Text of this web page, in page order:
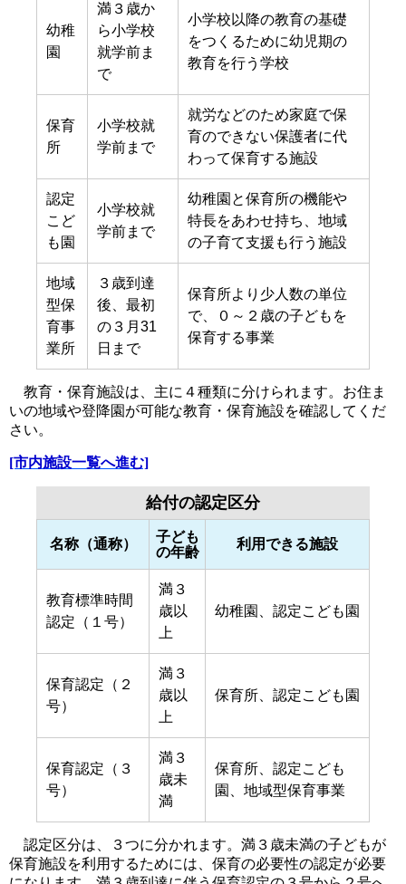
幼稚
園
満３歳か
ら小学校
就学前ま
で
小学校以降の教育の基礎
をつくるために幼児期の
教育を行う学校
保育
所
小学校就
学前まで
就労などのため家庭で保
育のできない保護者に代
わって保育する施設
認定
こど
も園
小学校就
学前まで
幼稚園と保育所の機能や
特長をあわせ持ち、地域
の子育て支援も行う施設
地域
型保
育事
業所
３歳到達
後、最初
の３月31
日まで
保育所より少人数の単位
で、０～２歳の子どもを
保育する事業
教育・保育施設は、主に４種類に分けられます。お住ま
いの地域や登降園が可能な教育・保育施設を確認してくだ
さい。
[市内施設一覧へ進む]
給付の認定区分
名称（通称）
子ども
の年齢
利用できる施設
教育標準時間
認定（１号）
満３
歳以
上
幼稚園、認定こども園
保育認定（２
号）
満３
歳以
上
保育所、認定こども園
保育認定（３
号）
満３
歳未
満
保育所、認定こども
園、地域型保育事業
認定区分は、３つに分かれます。満３歳未満の子どもが
保育施設を利用するためには、保育の必要性の認定が必要